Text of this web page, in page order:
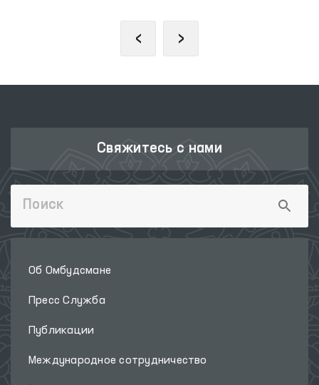
‹ ›
Свяжитесь с нами
Об Омбудсмане
Пресс Служба
Публикации
Международное сотрудничество